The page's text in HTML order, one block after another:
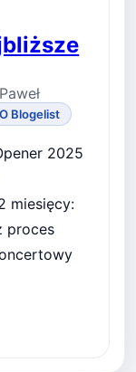
O Blogelist
2025
miesięcy:
proces